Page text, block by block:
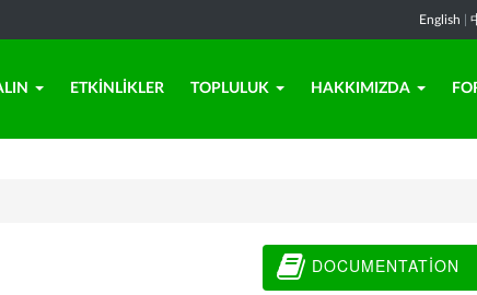
English
ETKINLIKLER TOPLULUK HAKKIMIZDA
DOCUMENTATION